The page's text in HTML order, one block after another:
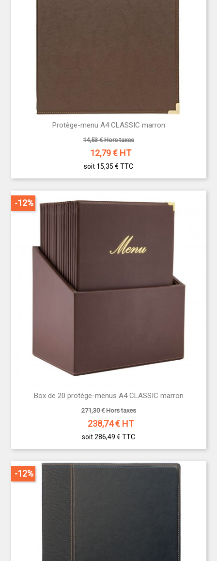
Protège-menu A4 CLASSIC marron
14,53 € Hors taxes
12,79€ HT
soit 15,35 € TTC
Box de 20 protège-menus A4 CLASSIC marron
271,30 € Hors taxes
238,74€ HT
soit 286,49 € TTC
-12%
-12%